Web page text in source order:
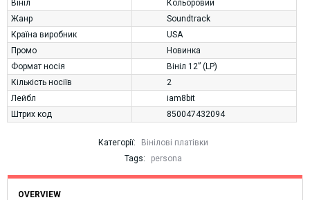
Вініл
Кольоровий
Жанр
Soundtrack
Країна виробник
USA
Промо
Новинка
Формат носія
Вініл 12” (LP)
Кількість носіїв
2
Лейбл
iam8bit
Штрих код
850047432094
Категорії:
Вінілові платівки
Tags:
persona
OVERVIEW